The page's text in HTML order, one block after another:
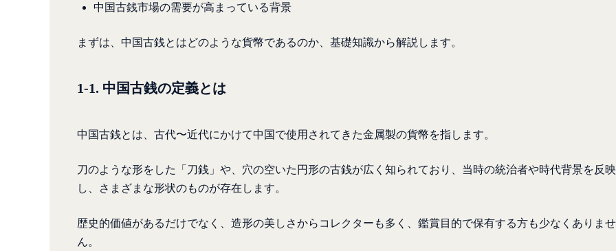
中国古銭市場の需要が高まっている背景
まずは、中国古銭とはどのような貨幣であるのか、基礎知識から解説します。
1-1. 中国古銭の定義とは
中国古銭とは、古代〜近代にかけて中国で使用されてきた金属製の貨幣を指します。
刀のような形をした「刀銭」や、穴の空いた円形の古銭が広く知られており、当時の統治者や時代背景を反映
し、さまざまな形状のものが存在します。
歴史的価値があるだけでなく、造形の美しさからコレクターも多く、鑑賞目的で保有する方も少なくありませ
ん。